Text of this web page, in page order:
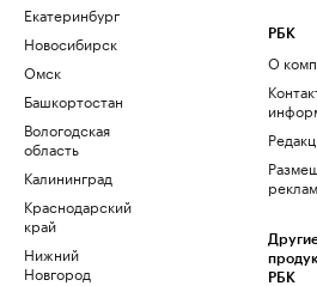
Екатеринбург
Новосибирск
Омск
Башкортостан
Вологодская
область
Калининград
Краснодарский
край
Нижний
Новгород
РБК
О
РБК